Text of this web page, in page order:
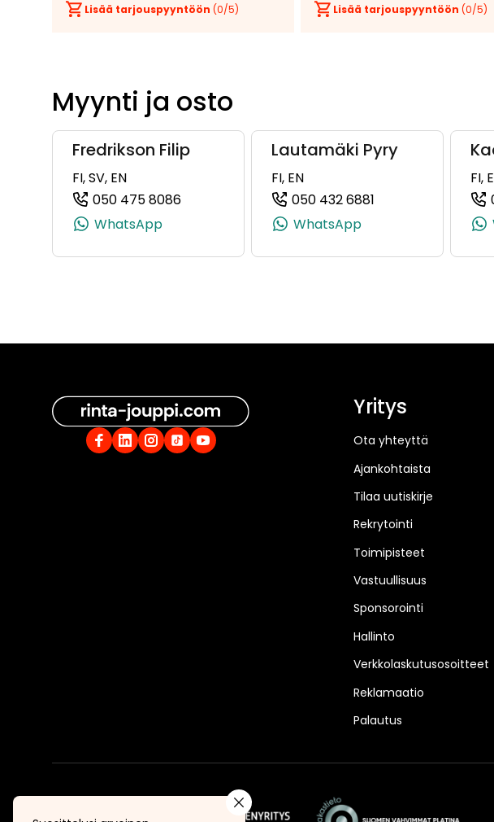
Lisää tarjouspyyntöön (0/5) Lisää tarjouspyyntöön (0/5)
Myynti ja osto
Fredrikson Filip
FI, SV, EN
050 475 8086
(+358504758086, 0504758086, +358 50 475
WhatsApp
Lautamäki Pyry
FI, EN
050 432 6881
(+358504326881,
WhatsApp
FI,
Yritys
Ota yhteyttä
Ajankohtaista
Tilaa uutiskirje
Rekrytointi
Toimipisteet
Vastuullisuus
Sponsorointi
Hallinto
Verkkolaskutusosoitteet
Reklamaatio
Palautus